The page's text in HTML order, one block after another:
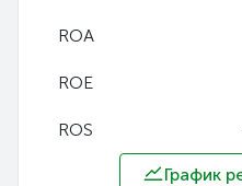
ROA
ROE
ROS
График